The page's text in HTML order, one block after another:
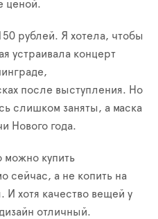
ценой.
рублей. Я хотела, чтобы
устраивала концерт
после выступления. Но
слишком заняты, а маска
Нового года.
можно купить
сейчас, а не копить на
И хотя качество вещей у
отличный.